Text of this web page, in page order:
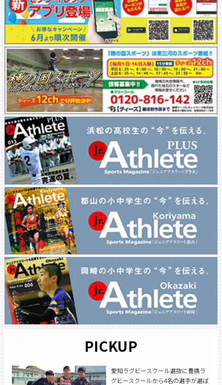
PICKUP
愛知ラグビースクール選抜に豊橋ラ
グビースクールから4名の選手が選ば